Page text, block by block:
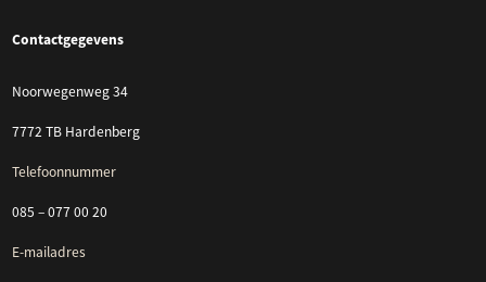
Contactgegevens
Noorwegenweg 34
7772 TB Hardenberg
Telefoonnummer
085 – 077 00 20
E-mailadres